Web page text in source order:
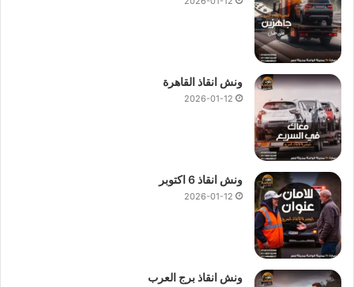
ونش انقاذ القاهرة
2026-01-12
ونش انقاذ 6 اكتوبر
2026-01-12
ونش انقاذ برج العرب